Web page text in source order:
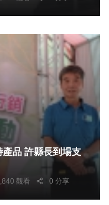
品 許縣長到場支
觀看 0 分享